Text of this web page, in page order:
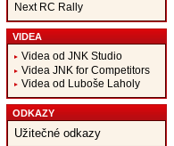
Next RC Rally
VIDEA
Videa od JNK Studio
Videa JNK for Competitors
Videa od Luboše Laholy
ODKAZY
Užitečné odkazy